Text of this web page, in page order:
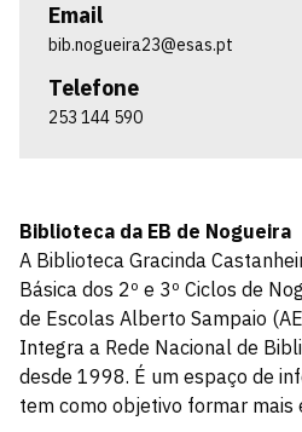
Email
bib.nogueira23@esas.pt
Telefone
253 144 590
Biblioteca da EB de Nogueira
A Biblioteca Gracinda
Básica dos 2º e 3º Ciclos de
de Escolas Alberto Sampaio
Integra a Rede Nacional de
desde 1998. É um espaço de
tem como objetivo formar mais